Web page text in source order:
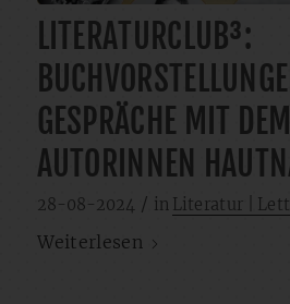
LITERATURCLUB³:
GESPRÄCHE MIT
AUTORINNEN
28-08-2024 / in Literatur |
Weiterlesen